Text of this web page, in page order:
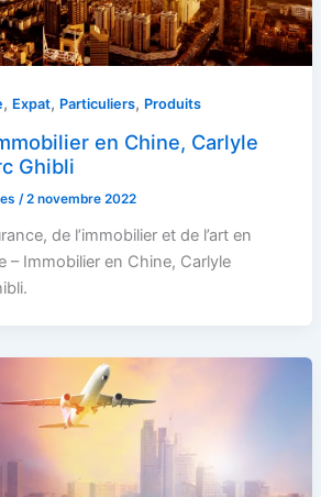
, Expat, Particuliers, Produits
en Chine, Carlyle
Ghibli
/2 novembre 2022
de l’immobilier et de l’art en
– Immobilier en Chine, Carlyle